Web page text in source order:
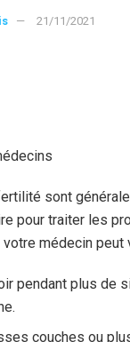
21/11/2021
sont
pour traiter les
médecin
pendant plus de
couches ou